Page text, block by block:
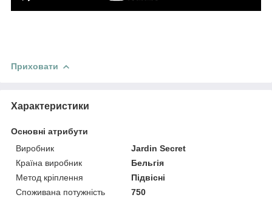
Приховати
Характеристики
Основні атрибути
Виробник
Jardin Secret
Країна виробник
Бельгія
Метод кріплення
Підвісні
Споживана потужність
750